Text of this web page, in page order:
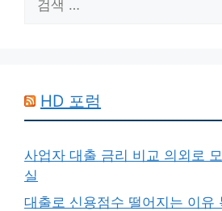
색:
HD 포럼
사업자 대출 금리 비교 의외로
실
대출로 신용점수 떨어지는 이유